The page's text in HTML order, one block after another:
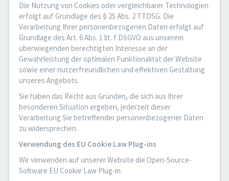
Die Nutzung von Cookies oder vergleichbarer Technologien
erfolgt auf Grundlage des § 25 Abs. 2 TTDSG. Die
Verarbeitung Ihrer personenbezogenen Daten erfolgt auf
Grundlage des Art. 6 Abs. 1 lit. f DSGVO aus unserem
überwiegenden berechtigten Interesse an der
Gewährleistung der optimalen Funktionalität der Website
sowie einer nutzerfreundlichen und effektiven Gestaltung
unseres Angebots.
Sie haben das Recht aus Gründen, die sich aus Ihrer
besonderen Situation ergeben, jederzeit dieser
Verarbeitung Sie betreffender personenbezogener Daten
zu widersprechen.
Verwendung des EU Cookie Law Plug-ins
Wir verwenden auf unserer Website die Open-Source-
Software EU Cookie Law Plug-in.